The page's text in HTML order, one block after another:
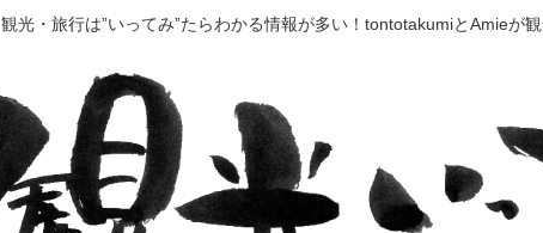
観光・旅行は”いってみ”たらわかる情報が多い！tontotakumiとAmieが